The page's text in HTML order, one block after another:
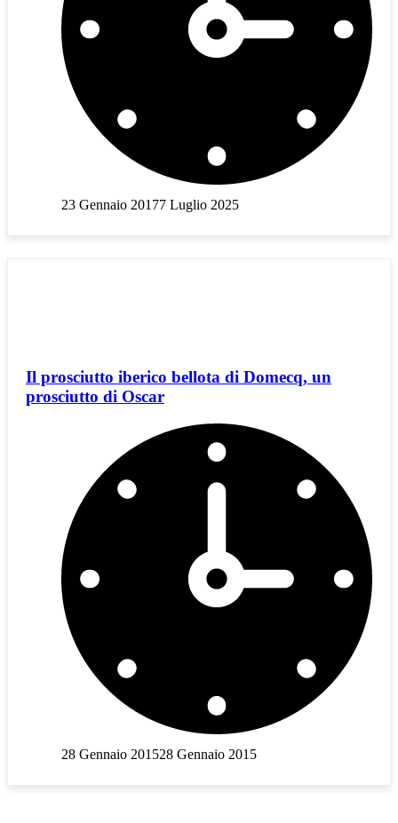
23 Gennaio 20177 Luglio 2025
Il prosciutto iberico bellota di Domecq, un
prosciutto di Oscar
28 Gennaio 201528 Gennaio 2015